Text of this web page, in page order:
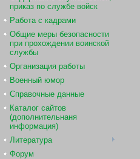
приказ по службе войск
Работа с кадрами
Общие меры безопасности
при прохождении воинской
службы
Организация работы
Военный юмор
Справочные данные
Каталог сайтов
(дополнительнаня
информация)
Литература
Форум